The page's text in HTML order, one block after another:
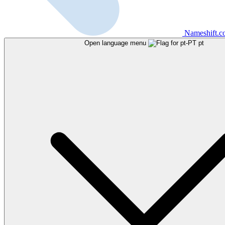
Open language menu pt